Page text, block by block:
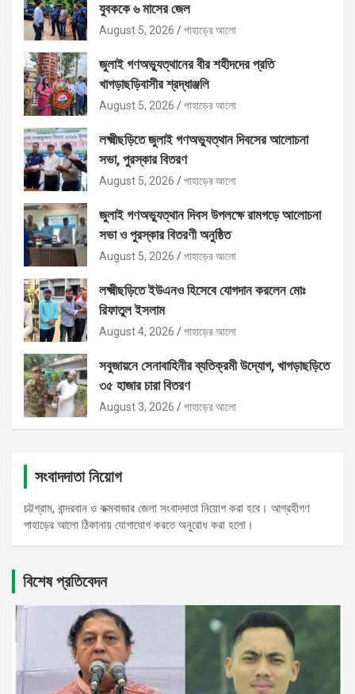
যুবককে ৬ মাসের জেল
August 5, 2026 পাহাড়ের আলো
জুলাই গণঅভ্যুত্থানের বীর শহীদদের প্রতি
খাগড়াছড়িবাসীর শ্রদ্ধাঞ্জলি
August 5, 2026 পাহাড়ের আলো
লক্ষ্মীছড়িতে জুলাই গণঅভ্যুত্থান দিবসের আলোচনা
সভা, পুরস্কার বিতরণ
August 5, 2026 পাহাড়ের আলো
জুলাই গণঅভ্যুত্থান দিবস উপলক্ষে রামগড়ে আলোচনা
সভা ও পুরস্কার বিতরণী অনুষ্ঠিত
August 5, 2026 পাহাড়ের আলো
লক্ষ্মীছড়িতে ইউএনও হিসেবে যোগদান করলেন মোঃ
রিফাতুল ইসলাম
August 4, 2026 পাহাড়ের আলো
সবুজায়নে সেনাবাহিনীর ব্যতিক্রমী উদ্যোগ, খাগড়াছড়িতে
৩৫ হাজার চারা বিতরণ
August 3, 2026 পাহাড়ের আলো
সংবাদদাতা নিয়োগ
চট্টগ্রাম, বান্দরবান ও কক্মবাজার জেলা সংবাদদাতা নিয়োগ করা হবে। আগ্রহীগণ
পাহাড়ের আলো ঠিকানায় যোগাযোগ করতে অনুরোধ করা হলো।
বিশেষ প্রতিবেদন